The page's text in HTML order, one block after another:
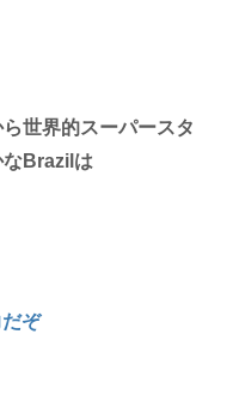
世界的スーパースタ
なBrazilは
ぞ